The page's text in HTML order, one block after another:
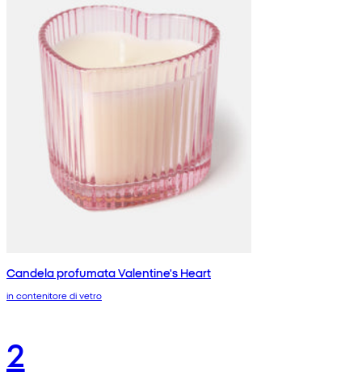
Candela profumata Valentine's Heart
in contenitore di vetro
2